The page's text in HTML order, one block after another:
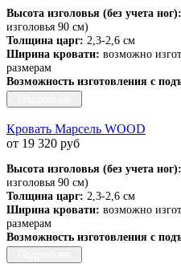
Высота изголовья (без учета ног):
изголовья 90 см)
Толщина царг: 2,3-2,6 см
Ширина кровати: возможно
размерам
Возможность изготовления с
Кровать Марсель WOOD
от 19 320 руб
Высота изголовья (без учета ног):
изголовья 90 см)
Толщина царг: 2,3-2,6 см
Ширина кровати: возможно
размерам
Возможность изготовления с